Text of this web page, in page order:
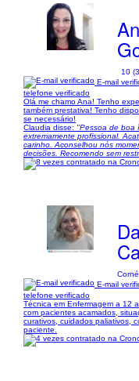
10
E-mail
telefone verificado
Olá me chamo Ana! Tenho
também prestativa! Tenho
se necessário!
Claudia disse: "Pessoa de boa
extremamente profissional.
carinho. Aconselhou nós
decisões. Recomendo sem
E-mail
telefone verificado
Técnica em Enfermagem a 12
com pacientes acamados,
curativos, cuidados paliativos,
paciente.